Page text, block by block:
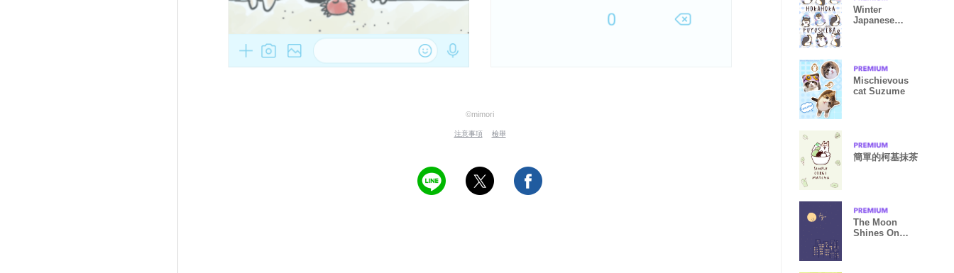
©mimori
注意事項 檢舉
Winter
Japanese
Mischievous
cat Suzume
簡單的柯基抹茶
The Moon
Shines On